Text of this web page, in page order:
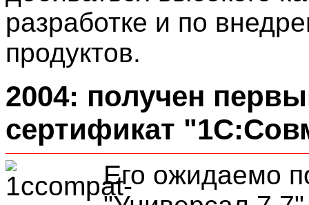
разработке и по
продуктов.
2004: получен
сертификат
Его ожидаемо